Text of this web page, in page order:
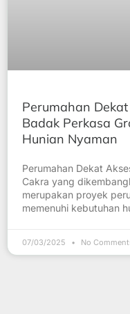
Perumahan
Badak Perkasa
Hunian Nyaman
Perumahan Dekat
Cakra yang
merupakan proyek
memenuhi kebutuhan
07/03/2025 No